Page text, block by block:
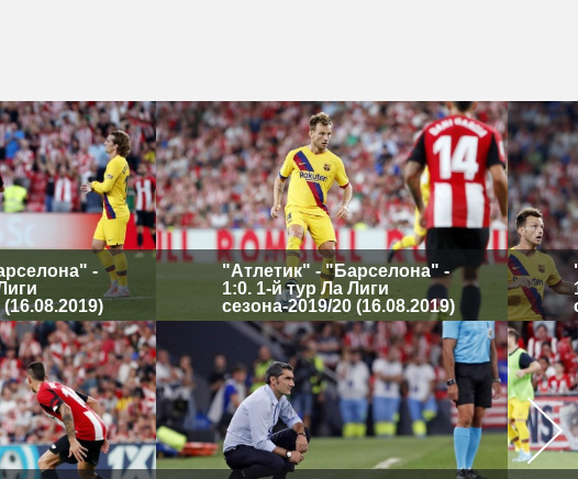
-
"Атлетик" - "Барселона" -
1:0. 1-й тур Ла Лиги
сезона-2019/20 (16.08.2019)